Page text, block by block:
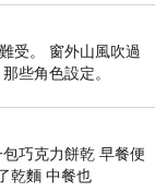
受。 窗外山風吹過
些角色設定。
巧克力餅乾 早餐便
乾麵 中餐也